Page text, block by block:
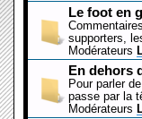
Le foot en
supporters,
Modérateurs
En dehors
Pour parler
passe par la
Modérateurs